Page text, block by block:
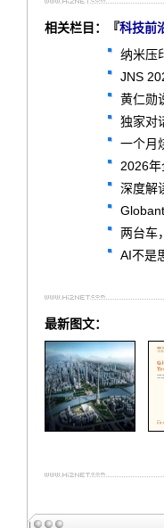
相关栏目：『科技前
纳米压
JNS
黄仁勋
独家对
一个月
2026
深度解
两台车
AI不是
最新图文：